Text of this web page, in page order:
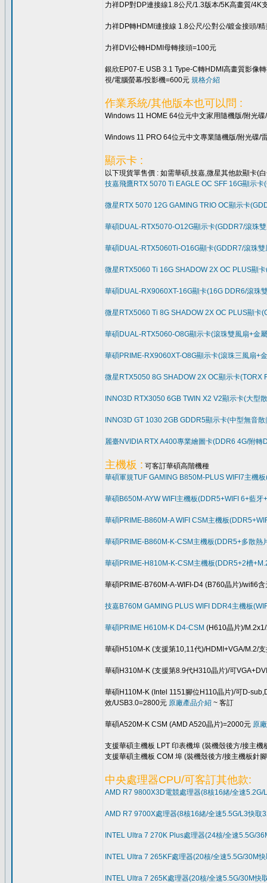
力祥DP對DP連接線1.8公尺/1.3版本/5K高畫質/
力祥DP轉HDMI連接線 1.8公尺/公對公/鍍金接頭/
力祥DVI公轉HDMI母轉接頭=100元
銀欣EP07-E USB 3.1 Type-C轉HDMI高畫質影像
視/電腦螢幕/投影機=600元 規格介紹
作業系統/其他版本也可以問 :
Windows 11 HOME 64位元中文家用隨機版/附光
Windows 11 PRO 64位元中文專業隨機版/附光碟/
顯示卡 :
以下現貨單售價 : 如需華碩,技嘉,微星其他款顯卡(
技嘉飛鷹RTX 5070 Ti EAGLE OC SFF 16G顯示
微星RTX 5070 12G GAMING TRIO OC顯示卡
華碩DUAL-RTX5070-O12G顯示卡(GDDR7/滾珠
華碩DUAL-RTX5060Ti-O16G顯卡(GDDR7/滾珠雙
微星RTX5060 Ti 16G SHADOW 2X OC PLUS顯
華碩DUAL-RX9060XT-16G顯卡(16G DDR6/滾珠
微星RTX5060 Ti 8G SHADOW 2X OC PLUS顯卡
華碩DUAL-RTX5060-O8G顯示卡(滾珠雙風扇+金
華碩PRIME-RX9060XT-O8G顯示卡(滾珠三風扇+
微星RTX5050 8G SHADOW 2X OC顯示卡(TORX
INNO3D RTX3050 6GB TWIN X2 V2顯示卡(大型
INNO3D GT 1030 2GB GDDR5顯示卡(中型無音
麗臺NVIDIA RTX A400專業繪圖卡(DDR6 4G/附轉
主機板 : 可客訂華碩高階機種
華碩軍規TUF GAMING B850M-PLUS WIFI7主機
華碩B650M-AYW WIFI主機板(DDR5+WIFI 6+藍牙
華碩PRIME-B860M-A WIFI CSM主機板
華碩PRIME-B860M-K-CSM主機板(DDR5+多散熱
華碩PRIME-H810M-K-CSM主機板(DDR5+2槽
華碩PRIME-B760M-A-WIFI-D4 (B760晶片)/wifi6
技嘉B760M GAMING PLUS WIFI DDR4主機板
華碩PRIME H610M-K D4-CSM (H610晶片)/
華碩H510M-K (支援第10,11代)/HDMI+VGA/M.2/
華碩H310M-K (支援第8.9代H310晶片)/可
華碩H110M-K (Intel 1151腳位H110晶片)/可D-
效/USB3.0=2800元 原廠產品介紹 ~ 客訂
華碩A520M-K CSM (AMD A520晶片)=2000元 原
支援華碩主機板 LPT 印表機埠 (裝機殼後方/接主機
支援華碩主機板 COM 埠 (裝機殼後方/接主機板針
中央處理器CPU/可客訂其他款:
AMD R7 9800X3D電競處理器(8核16緒/全速5.2G/
AMD R7 9700X處理器(8核16緒/全速5.5G/L3快取
INTEL Ultra 7 270K Plus處理器(24核/全速5.5G/
INTEL Ultra 7 265KF處理器(20核/全速5.5G/30M
INTEL Ultra 7 265K處理器(20核/全速5.5G/30M快